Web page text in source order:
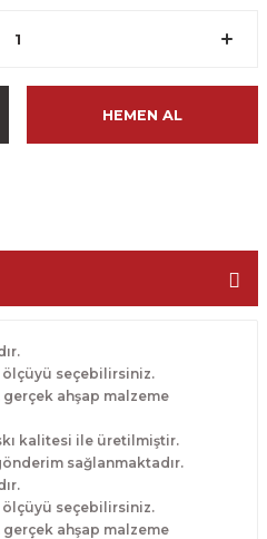
HEMEN AL
ölçüyü seçebilirsiniz.
gerçek ahşap malzeme
kalitesi ile üretilmiştir.
sağlanmaktadır.
ölçüyü seçebilirsiniz.
gerçek ahşap malzeme